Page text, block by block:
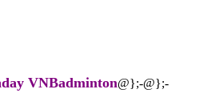
VNBadminton@};-@};-